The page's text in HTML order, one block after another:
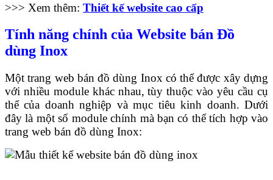
>>> Xem thêm: Thiết kế website cao cấp
Tính năng chính của Website bán Đồ
dùng Inox
Một trang web bán đồ dùng Inox có thể được xây dựng
với nhiều module khác nhau, tùy thuộc vào yêu cầu cụ
thể của doanh nghiệp và mục tiêu kinh doanh. Dưới
đây là một số module chính mà bạn có thể tích hợp vào
trang web bán đồ dùng Inox: